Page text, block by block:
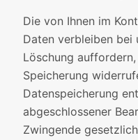
Die von Ihnen im
Daten verbleiben bei
Löschung
Speicherung
Datenspeicherung
abgeschlossener
Zwingende